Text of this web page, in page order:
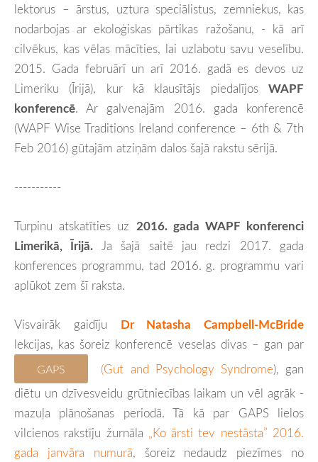
lektorus – ārstus, uztura speciālistus, zemniekus, kas
nodarbojas ar ekoloģiskas pārtikas ražošanu, - kā arī
cilvēkus, kas vēlas mācīties, lai uzlabotu savu veselību.
2015. Gada februārī un arī 2016. gadā es devos uz
Limeriku (Īrijā), kur kā klausītājs piedalījos WAPF
konferencē. Ar galvenajām 2016. gada konferencē
(WAPF Wise Traditions Ireland conference – 6th & 7th
Feb 2016) gūtajām atziņām dalos šajā rakstu sērijā.
-----------
Turpinu atskatīties uz 2016. gada WAPF konferenci
Limerikā, Īrijā. Ja šajā saitē jau redzi 2017. gada
konferences programmu, tad 2016. g. programmu vari
aplūkot zem šī raksta.
Visvairāk gaidīju Dr Natasha Campbell-McBride
lekcijas, kas šoreiz konferencē veselas divas – gan par
GAPS (Gut and Psychology Syndrome), gan
diētu un dzīvesveidu grūtniecības laikam un vēl agrāk -
mazuļa plānošanas periodā. Tā kā par GAPS lielos
vilcienos rakstīju žurnāla „Ko ārsti tev nestāsta” 2016.
gada janvāra numurā, šoreiz nedaudz piezīmes no